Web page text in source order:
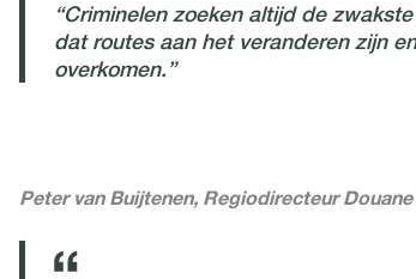
“Criminelen zoeken altijd de
dat routes aan het veranderen zijn
overkomen.”
Peter van Buijtenen, Regiodirecteur